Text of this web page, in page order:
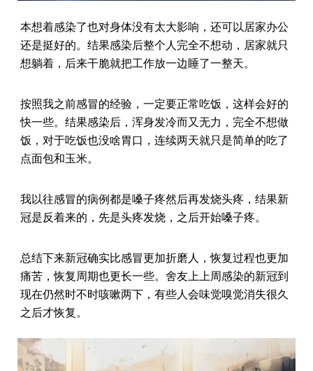
本想着感染了也对身体没有太大影响，还可以居家办公
还是挺好的。结果感染后整个人完全不想动，居家就只
想躺着，后来干脆就把工作放一边睡了一整天。
按照我之前感冒的经验，一定要正常吃饭，这样会好的
快一些。结果感染后，浑身发冷而又无力，完全不想做
饭，对于吃饭也没啥胃口，连续两天就只是简单的吃了
点面包和玉米。
我以往感冒的病例都是嗓子疼然后再发烧头疼，结果新
冠是反着来的，先是头疼发烧，之后开始嗓子疼。
总结下来新冠确实比感冒更加折磨人，恢复过程也更加
痛苦，恢复周期也更长一些。舍友上上周感染的新冠到
现在仍然时不时咳嗽两下，有些人会味觉嗅觉消失很久
之后才恢复。